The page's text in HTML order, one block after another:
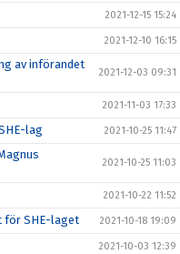
2021-12-15 15:24
2021-12-10 16:15
av införandet
2021-12-03 09:31
2021-11-03 17:33
lag 2021-10-25 11:47
2021-10-25 11:03
2021-10-22 11:52
för SHE-laget 2021-10-18 19:09
2021-10-03 12:39